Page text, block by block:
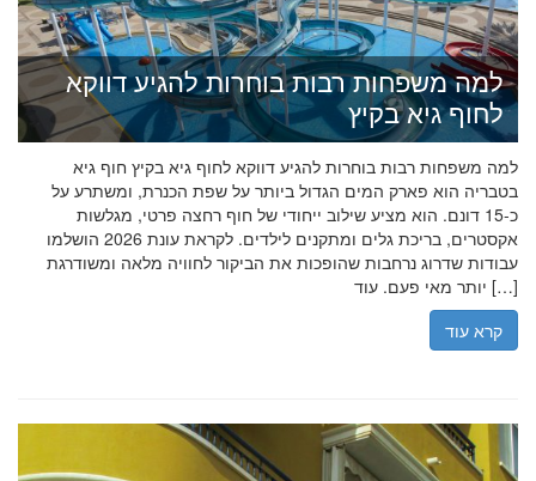
למה משפחות רבות בוחרות להגיע דווקא
לחוף גיא בקיץ
למה משפחות רבות בוחרות להגיע דווקא לחוף גיא בקיץ חוף גיא
בטבריה הוא פארק המים הגדול ביותר על שפת הכנרת, ומשתרע על
כ-15 דונם. הוא מציע שילוב ייחודי של חוף רחצה פרטי, מגלשות
אקסטרים, בריכת גלים ומתקנים לילדים. לקראת עונת 2026 הושלמו
עבודות שדרוג נרחבות שהופכות את הביקור לחוויה מלאה ומשודרגת
יותר מאי פעם. עוד […]
קרא עוד